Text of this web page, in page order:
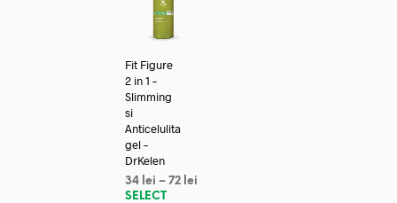
Fit Figure
2 in 1 –
Slimming
si
Anticelulita
gel –
DrKelen
34 lei – 72 lei
SELECT